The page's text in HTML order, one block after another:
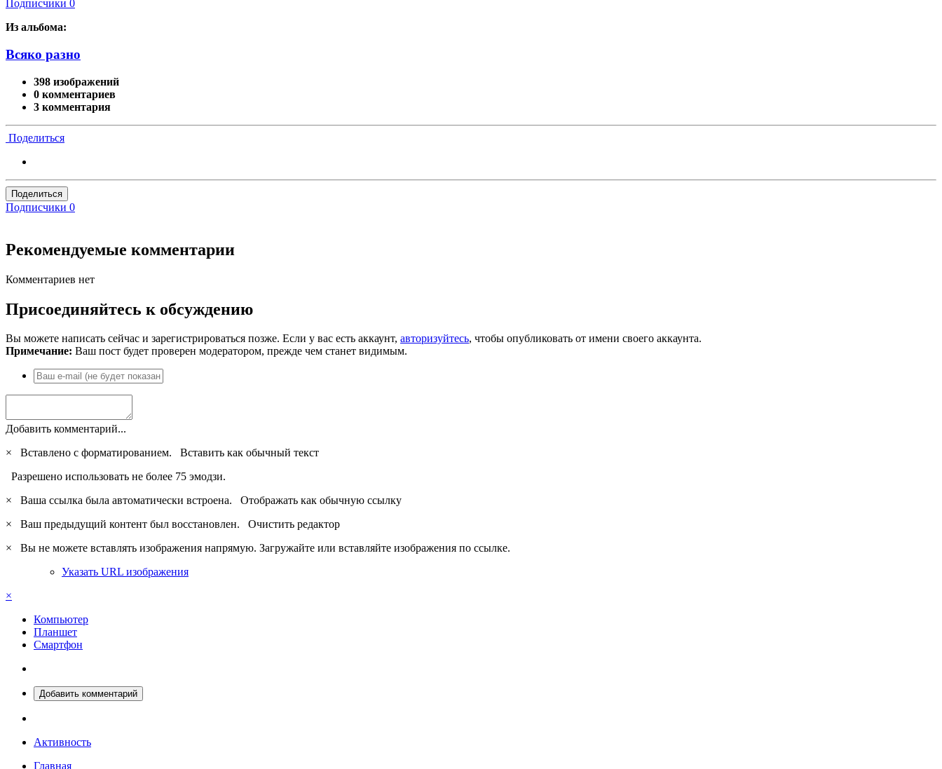
Подписчики 0
Из альбома:
Всяко разно
398 изображений
0 комментариев
3 комментария
Поделиться
Поделиться
Подписчики 0
Рекомендуемые комментарии
Комментариев нет
Присоединяйтесь к обсуждению
Вы можете написать сейчас и зарегистрироваться позже. Если у вас есть аккаунт, авторизуйтесь, чтобы опубликовать от имени своего аккаунта.
Примечание: Ваш пост будет проверен модератором, прежде чем станет видимым.
Добавить комментарий...
×
Вставлено с форматированием. Вставить как обычный текст
Разрешено использовать не более 75 эмодзи.
×
Ваша ссылка была автоматически встроена. Отображать как обычную ссылку
×
Ваш предыдущий контент был восстановлен. Очистить редактор
×
Вы не можете вставлять изображения напрямую. Загружайте или вставляйте изображения по ссылке.
Указать URL изображения
×
Компьютер
Планшет
Смартфон
Добавить комментарий
Активность
Главная